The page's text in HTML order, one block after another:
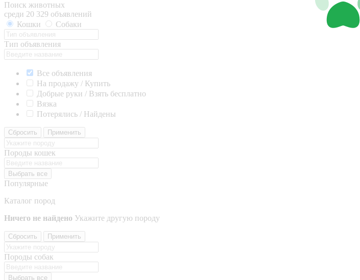
Поиск животных
среди 20 329 объявлений
Кошки
Собаки
Тип объявления
Все объявления
На продажу / Купить
Добрые руки / Взять бесплатно
Вязка
Потерялись / Найдены
Сбросить Применить
Породы кошек
Выбрать все
Популярные
Каталог пород
Ничего не найдено Укажите другую породу
Сбросить Применить
Породы собак
Выбрать все